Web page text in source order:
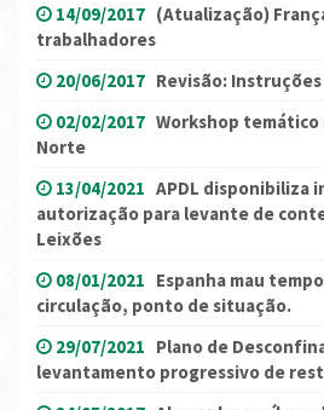
14/09/2017 (Atualização)
trabalhadores
20/06/2017 Revisão: Instruções
02/02/2017 Workshop temático
Norte
13/04/2021 APDL disponibiliza
autorização para levante de
Leixões
08/01/2021 Espanha mau
circulação, ponto de situação.
29/07/2021 Plano de
levantamento progressivo de